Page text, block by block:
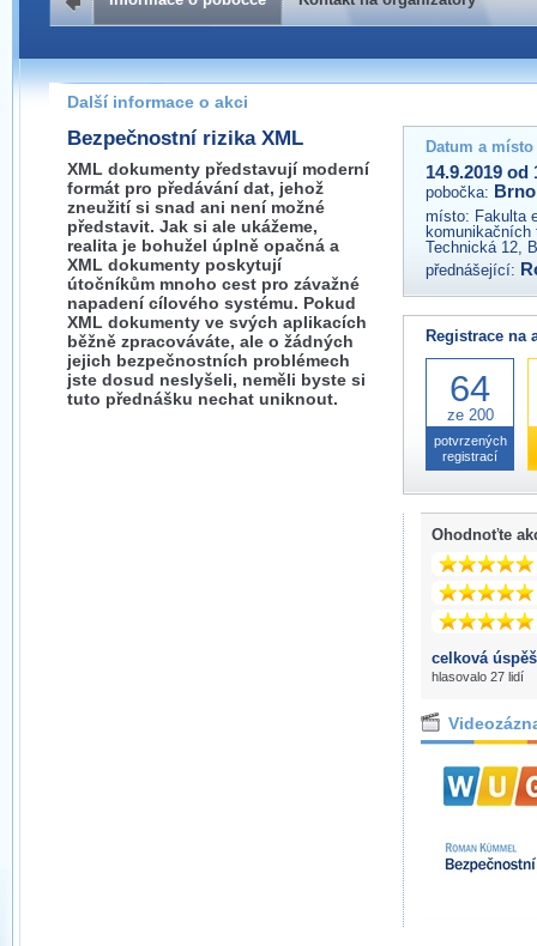
Kontakt na organizátory
Pokud máte jakýkoliv dotaz na organizátory této akce,
prosím neváhejte nás kontaktovat na e-mailu:
brno@wug.cz
Další informace o akci
Bezpečnostní rizika XML
XML dokumenty představují moderní
formát pro předávání dat, jehož
zneužití si snad ani není možné
představit. Jak si ale ukážeme,
realita je bohužel úplně opačná a
XML dokumenty poskytují
útočníkům mnoho cest pro závažné
napadení cílového systému. Pokud
XML dokumenty ve svých aplikacích
běžně zpracováváte, ale o žádných
jejich bezpečnostních problémech
jste dosud neslyšeli, neměli byste si
tuto přednášku nechat uniknout.
Datum a
14.9.2019 od
pobočka: Brno
místo: Fakulta
Technická 12,
přednášející:
Registrace na
64
ze 200
potvrzených
registrací
Ohodnoťte
celková
hlasovalo 27 lidí